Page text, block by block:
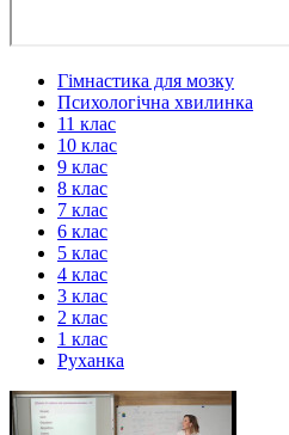
Гімнастика для мозку
Психологічна хвилинка
11 клас
10 клас
9 клас
8 клас
7 клас
6 клас
5 клас
4 клас
3 клас
2 клас
1 клас
Руханка